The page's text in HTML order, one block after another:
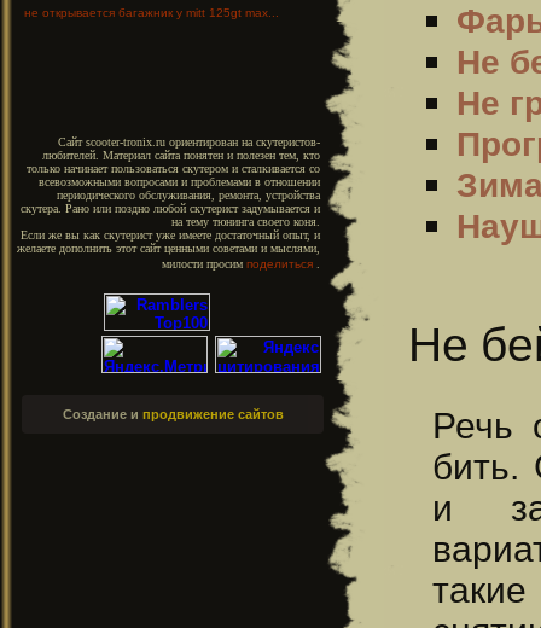
не открывается багажник у mitt 125gt max...
Сайт scooter-tronix.ru ориентирован на скутеристов-
любителей. Материал сайта понятен и полезен тем, кто
только начинает пользоваться скутером и сталкивается со
всевозможными вопросами и проблемами в отношении
периодического обслуживания, ремонта, устройства
скутера. Рано или поздно любой скутерист задумывается и
на тему тюнинга своего коня.
Если же вы как скутерист уже имеете достаточный опыт, и
желаете дополнить этот сайт ценными советами и мыслями,
милости просим поделиться .
Создание и продвижение сайтов
Не
Не
Не
Речь
бить.
и